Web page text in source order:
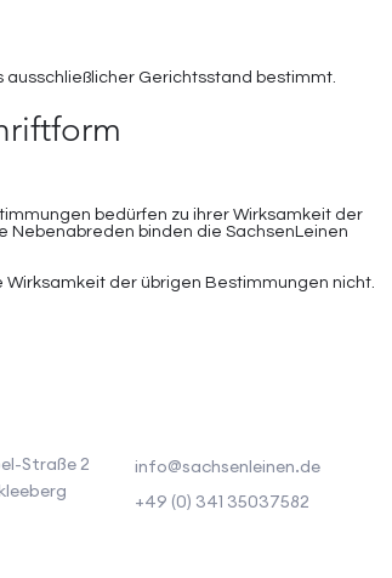
ausschließlicher Gerichtsstand bestimmt.
bedürfen zu ihrer Wirksamkeit der
Nebenabreden binden die SachsenLeinen
der übrigen Bestimmungen nicht.
Straße 2
info@sachsenleinen.de
+49 (0) 341 35037582